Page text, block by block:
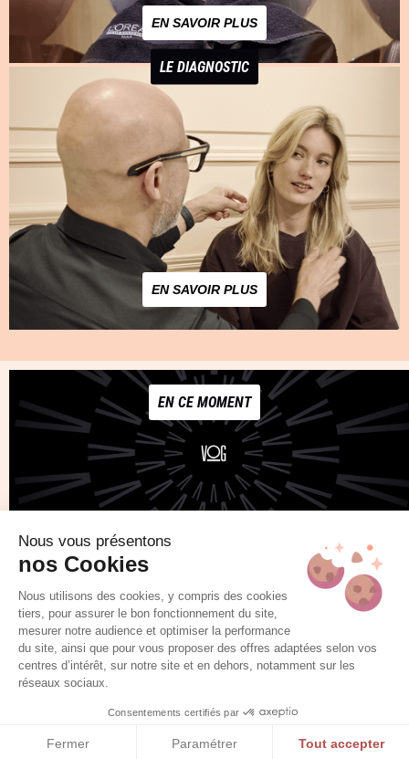
EN SAVOIR PLUS
LE DIAGNOSTIC
EN SAVOIR PLUS
EN CE MOMENT
NOTRE COLLECTION
Nous vous présentons
nos Cookies
Nous utilisons des cookies, y compris des cookies
tiers, pour assurer le bon fonctionnement du site,
mesurer notre audience et optimiser la performance
du site, ainsi que pour vous proposer des offres adaptées selon vos
centres d’intérêt, sur notre site et en dehors, notamment sur les
réseaux sociaux.
Consentements certifiés par
Fermer Paramétrer Tout accepter